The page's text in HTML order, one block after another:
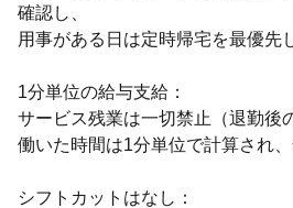
確認し、
用事がある日は定時帰宅を最優先
1分単位の給与支給：
サービス残業は一切禁止（退勤後
働いた時間は1分単位で計算され、
シフトカットはなし：